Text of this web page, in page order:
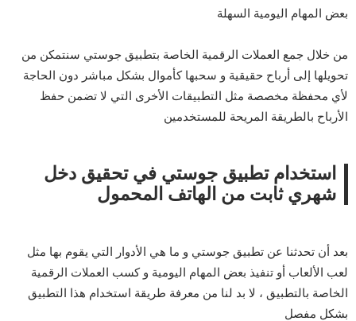
بعض المهام اليومية السهلة
من خلال جمع العملات الرقمية الخاصة بتطبيق جوستي سنتمكن من
تحويلها إلى أرباح حقيقية و سحبها كأموال بشكل مباشر دون الحاجة
لأي محفظة مخصصة مثل التطبيقات الأخرى التي لا تضمن حفظ
الأرباح بالطريقة المريحة للمستخدمين
استخدام تطبيق جوستي في تحقيق دخل
شهري ثابت من الهاتف المحمول
بعد أن تحدثنا عن تطبيق جوستي و ما هي الأدوار التي يقوم بها مثل
لعب الألعاب أو تنفيذ بعض المهام اليومية و كسب العملات الرقمية
الخاصة بالتطبيق ، لا بد لنا من معرفة طريقة استخدام هذا التطبيق
بشكل مفصل